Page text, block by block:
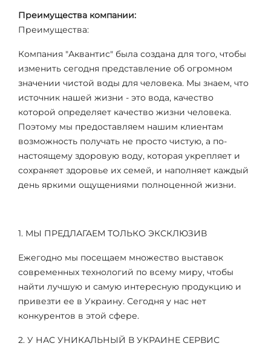
Преимущества компании:
Преимущества:
Компания "Аквантис" была создана для того, чтобы
изменить сегодня представление об огромном
значении чистой воды для человека. Мы знаем, что
источник нашей жизни - это вода, качество
которой определяет качество жизни человека.
Поэтому мы предоставляем нашим клиентам
возможность получать не просто чистую, а по-
настоящему здоровую воду, которая укрепляет и
сохраняет здоровье их семей, и наполняет каждый
день яркими ощущениями полноценной жизни.
1. МЫ ПРЕДЛАГАЕМ ТОЛЬКО ЭКСКЛЮЗИВ
Ежегодно мы посещаем множество выставок
современных технологий по всему миру, чтобы
найти лучшую и самую интересную продукцию и
привезти ее в Украину. Сегодня у нас нет
конкурентов в этой сфере.
2. У НАС УНИКАЛЬНЫЙ В УКРАИНЕ СЕРВИС